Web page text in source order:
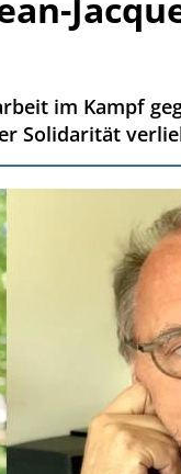
im Kampf
Solidarität